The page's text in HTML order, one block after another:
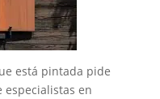
está pintada pide
en